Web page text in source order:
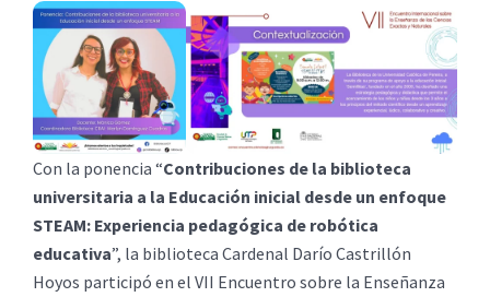
Con la ponencia “Contribuciones de la biblioteca
universitaria a la Educación inicial desde un enfoque
STEAM: Experiencia pedagógica de robótica
educativa”, la biblioteca Cardenal Darío Castrillón
Hoyos participó en el VII Encuentro sobre la Enseñanza